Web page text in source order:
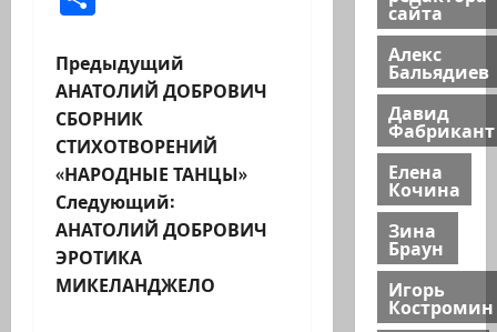
Н
а
в
и
г
а
Предыдущий
АНАТОЛИЙ ДОБРОВИЧ
СБОРНИК
СТИХОТВОРЕНИЙ
«НАРОДНЫЕ ТАНЦЫ»
Следующий:
АНАТОЛИЙ ДОБРОВИЧ
ЭРОТИКА
МИКЕЛАНДЖЕЛО
сайта
Алекс
Бальядиев
Давид
Фабрикант
Елена
Кочина
Зина
Браун
Игорь
Костромин